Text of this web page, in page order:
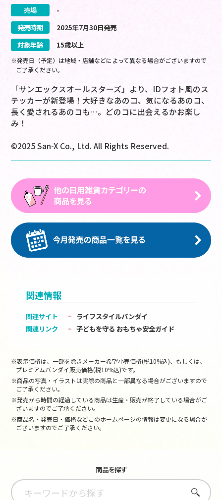
売場
-
発売時期
2025年7月30日発売
対象年齢
15歳以上
※発売日（予定）は地域・店舗などによって異なる場合がございますので
ご了承ください。
「サンエックスオールスターズ」より、IDフォト風のス
テッカーが新登場！大好きなあのコ、気になるあのコ、
長く愛されるあのコも…。どのコに出会えるかお楽し
み！
©2025 San-X Co., Ltd. All Rights Reserved.
関連情報
関連サイト
ライフスタイルバンダイ
関連リンク
子どもを守る おもちゃ安全ガイド
※表示価格は、一部を除きメーカー希望小売価格(税10%込)、もしくは、
プレミアムバンダイ販売価格(税10%込)です。
※商品の写真・イラストは実際の商品と一部異なる場合がございますので
ご了承ください。
※発売から時間の経過している商品は生産・販売が終了している場合がご
ざいますのでご了承ください。
※商品名・発売日・価格などこのホームページの情報は変更になる場合が
ございますのでご了承ください。
商品を探す
さがす